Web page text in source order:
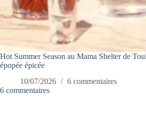
Hot Summer Season au Mama Shelter de
épopée épicée
10/07/2026
6 commentaires
6 commentaires